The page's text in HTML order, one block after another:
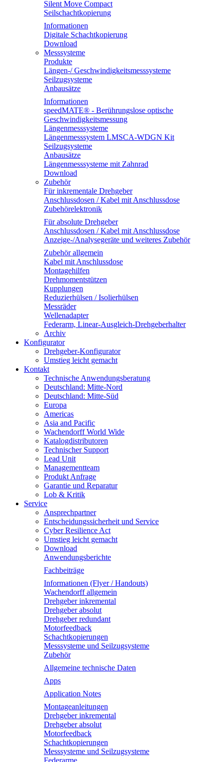
Silent Move Compact
Seilschachtkopierung
Informationen
Digitale Schachtkopierung
Download
Messsysteme
Produkte
Längen-/ Geschwindigkeitsmesssysteme
Seilzugsysteme
Anbausätze
Informationen
speedMATE® - Berührungslose optische
Geschwindigkeitsmessung
Längenmesssysteme
Längenmesssystem LMSCA-WDGN Kit
Seilzugsysteme
Anbausätze
Längenmesssysteme mit Zahnrad
Download
Zubehör
Für inkrementale Drehgeber
Anschlussdosen / Kabel mit Anschlussdose
Zubehörelektronik
Für absolute Drehgeber
Anschlussdosen / Kabel mit Anschlussdose
Anzeige-/Analysegeräte und weiteres Zubehör
Zubehör allgemein
Kabel mit Anschlussdose
Montagehilfen
Drehmomentstützen
Kupplungen
Reduzierhülsen / Isolierhülsen
Messräder
Wellenadapter
Federarm, Linear-Ausgleich-Drehgeberhalter
Archiv
Konfigurator
Drehgeber-Konfigurator
Umstieg leicht gemacht
Kontakt
Technische Anwendungsberatung
Deutschland: Mitte-Nord
Deutschland: Mitte-Süd
Europa
Americas
Asia and Pacific
Wachendorff World Wide
Katalogdistributoren
Technischer Support
Lead Unit
Managementteam
Produkt Anfrage
Garantie und Reparatur
Lob & Kritik
Service
Ansprechpartner
Entscheidungssicherheit und Service
Cyber Resilience Act
Umstieg leicht gemacht
Download
Anwendungsberichte
Fachbeiträge
Informationen (Flyer / Handouts)
Wachendorff allgemein
Drehgeber inkremental
Drehgeber absolut
Drehgeber redundant
Motorfeedback
Schachtkopierungen
Messsysteme und Seilzugsysteme
Zubehör
Allgemeine technische Daten
Apps
Application Notes
Montageanleitungen
Drehgeber inkremental
Drehgeber absolut
Motorfeedback
Schachtkopierungen
Messsysteme und Seilzugsysteme
Federarme